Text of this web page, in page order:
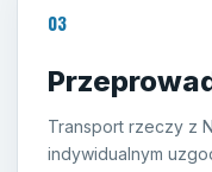
03
Transport rzeczy z
indywidualnym